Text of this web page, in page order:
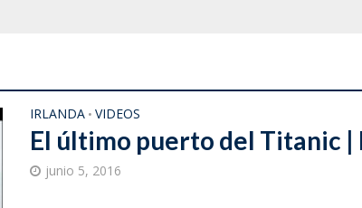
IRLANDA • VIDEOS
El último puerto del Titanic |
junio 5, 2016